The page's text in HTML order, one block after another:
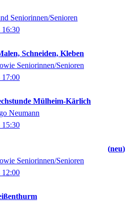
Seniorinnen/Senioren
16:30
Schneiden, Kleben
Seniorinnen/Senioren
17:00
Mülheim-Kärlich
Neumann
15:30
neu
Seniorinnen/Senioren
12:00